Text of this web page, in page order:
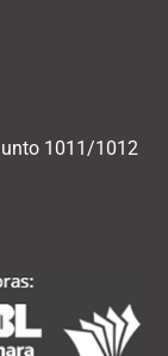
1011/1012